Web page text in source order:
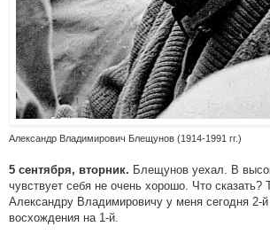
Александр Владимирович Блещунов (1914-1991 гг.)
5 сентября, вторник. Блещунов уехал. В
чувствует себя не очень хорошо. Что сказать?
Александру Владимировичу у меня сегодня 2-й
восхождения на 1-й.